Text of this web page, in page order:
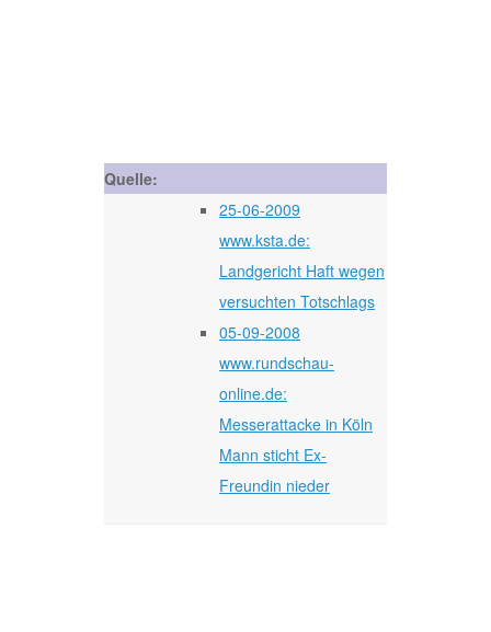
Quelle:
25-06-2009
www.ksta.de:
Landgericht Haft wegen
versuchten Totschlags
05-09-2008
www.rundschau-
online.de:
Messerattacke in Köln
Mann sticht Ex-
Freundin nieder